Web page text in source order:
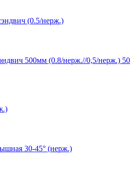
(0.5/нерж.)
500мм (0.8/нерж.//0,5/нерж.) 50
30-45° (нерж.)